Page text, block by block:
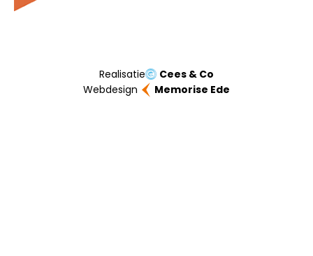
Realisatie
Cees & Co
Webdesign
Memorise Ede